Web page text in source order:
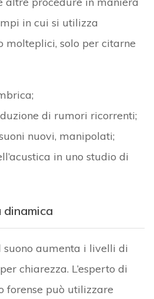
in cui si utilizza
molteplici, solo per citarne
di rumori ricorrenti;
nuovi, manipolati;
in uno studio di
dinamica
suono aumenta i livelli di
chiarezza. L’esperto di
forense può utilizzare